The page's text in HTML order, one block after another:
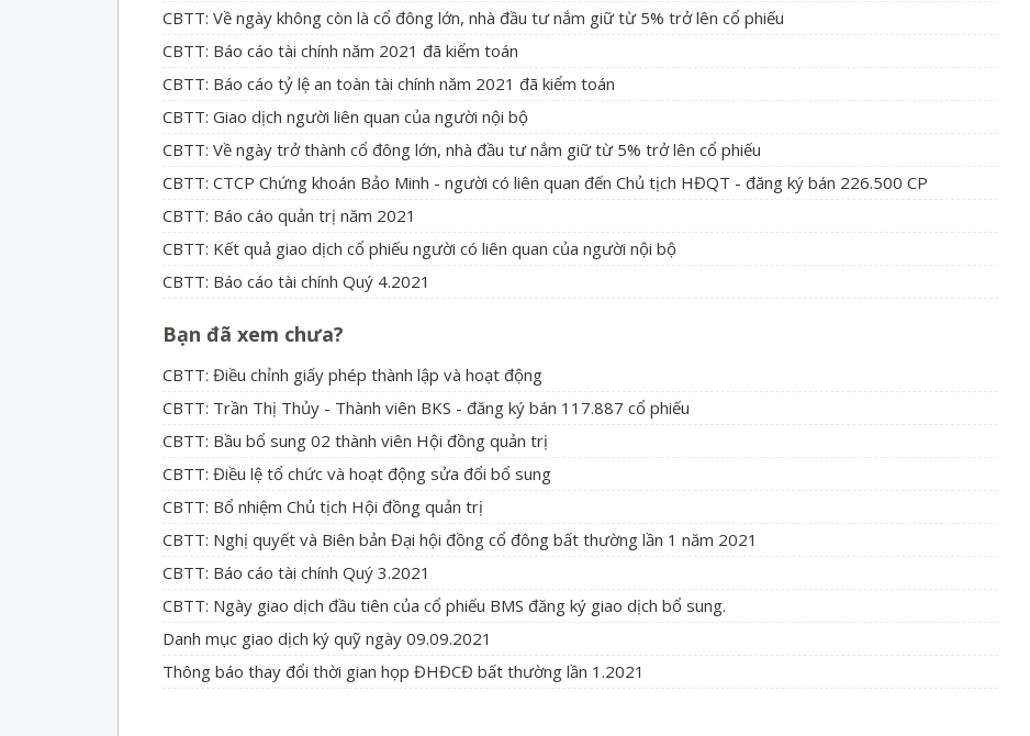
CBTT: Về ngày không còn là cổ đông lớn, nhà đầu tư nắm giữ từ 5% trở lên cổ phiếu
CBTT: Báo cáo tài chính năm 2021 đã kiểm toán
CBTT: Báo cáo tỷ lệ an toàn tài chính năm 2021 đã kiểm toán
CBTT: Giao dịch người liên quan của người nội bộ
CBTT: Về ngày trở thành cổ đông lớn, nhà đầu tư nắm giữ từ 5% trở lên cổ phiếu
CBTT: CTCP Chứng khoán Bảo Minh - người có liên quan đến Chủ tịch HĐQT - đăng ký bán 226.500 CP
CBTT: Báo cáo quản trị năm 2021
CBTT: Kết quả giao dịch cổ phiếu người có liên quan của người nội bộ
CBTT: Báo cáo tài chính Quý 4.2021
Bạn đã xem chưa?
CBTT: Điều chỉnh giấy phép thành lập và hoạt động
CBTT: Trần Thị Thủy - Thành viên BKS - đăng ký bán 117.887 cổ phiếu
CBTT: Bầu bổ sung 02 thành viên Hội đồng quản trị
CBTT: Điều lệ tổ chức và hoạt động sửa đổi bổ sung
CBTT: Bổ nhiệm Chủ tịch Hội đồng quản trị
CBTT: Nghị quyết và Biên bản Đại hội đồng cổ đông bất thường lần 1 năm 2021
CBTT: Báo cáo tài chính Quý 3.2021
CBTT: Ngày giao dịch đầu tiên của cổ phiếu BMS đăng ký giao dịch bổ sung.
Danh mục giao dịch ký quỹ ngày 09.09.2021
Thông báo thay đổi thời gian họp ĐHĐCĐ bất thường lần 1.2021